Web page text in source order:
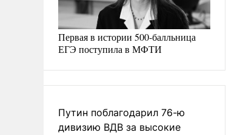
Первая в истории 500-балльница
ЕГЭ поступила в МФТИ
Путин поблагодарил 76-ю
дивизию ВДВ за высокие